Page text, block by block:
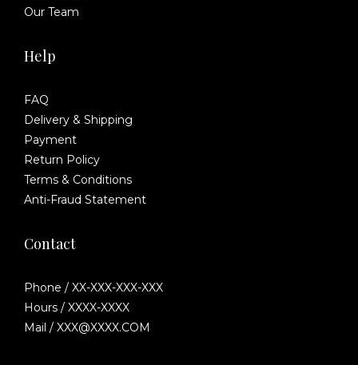
Our Team
Help
FAQ
Delivery & Shipping
Payment
Return Policy
Terms & Conditions
Anti-Fraud Statement
Contact
Phone / XX-XXX-XXX-XXX
Hours / XXXX-XXXX
Mail / XXX@XXXX.COM